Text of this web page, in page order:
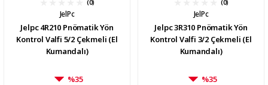
(0)
JelPc
Jelpc 4R210 Pnömatik Yön
Kontrol Valfi 5/2 Çekmeli (El
Kumandalı)
%35
(0)
JelPc
Jelpc 3R310 Pnömatik Yön
Kontrol Valfi 3/2 Çekmeli (El
Kumandalı)
%35